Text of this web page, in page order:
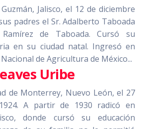
Jalisco, el 12 de diciembre
padres el Sr. Adalberto Taboada
de Taboada. Cursó su
en su ciudad natal. Ingresó en
Nacional de Agricultura de México...
Uribe
de Monterrey, Nuevo León, el 27
A partir de 1930 radicó en
donde cursó su educación